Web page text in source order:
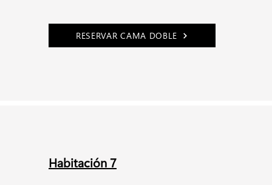
RESERVAR CAMA DOBLE
Habitación 7